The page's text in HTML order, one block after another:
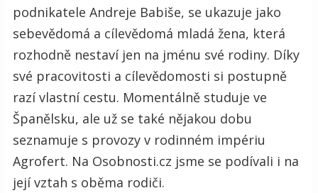
podnikatele Andreje Babiše, se ukazuje jako
sebevědomá a cílevědomá mladá žena, která
rozhodně nestaví jen na jménu své rodiny. Díky
své pracovitosti a cílevědomosti si postupně
razí vlastní cestu. Momentálně studuje ve
Španělsku, ale už se také nějakou dobu
seznamuje s provozy v rodinném impériu
Agrofert. Na Osobnosti.cz jsme se podívali i na
její vztah s oběma rodiči.